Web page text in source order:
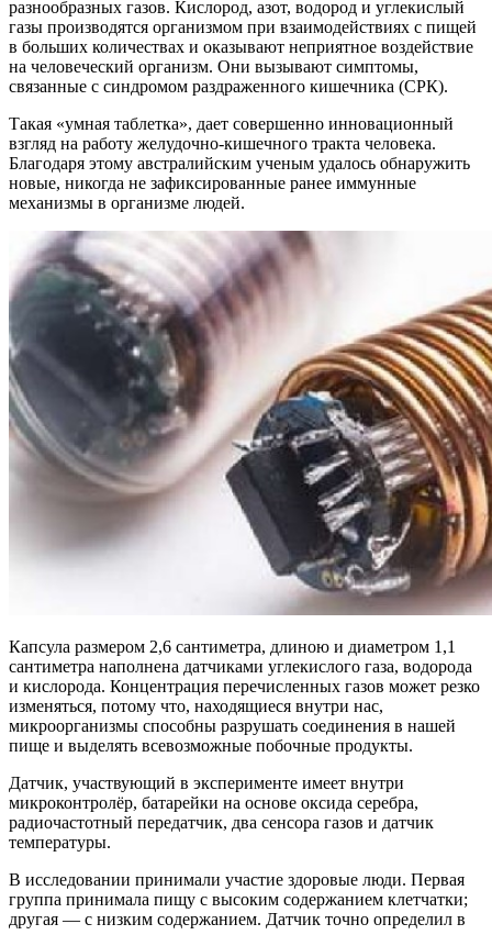
разнообразных газов. Кислород, азот, водород и углекислый
газы производятся организмом при взаимодействиях с пищей
в больших количествах и оказывают неприятное воздействие
на человеческий организм. Они вызывают симптомы,
связанные с синдромом раздраженного кишечника (СРК).
Такая «умная таблетка», дает совершенно инновационный
взгляд на работу желудочно-кишечного тракта человека.
Благодаря этому австралийским ученым удалось обнаружить
новые, никогда не зафиксированные ранее иммунные
механизмы в организме людей.
Капсула размером 2,6 сантиметра, длиною и диаметром 1,1
сантиметра наполнена датчиками углекислого газа, водорода
и кислорода. Концентрация перечисленных газов может резко
изменяться, потому что, находящиеся внутри нас,
микроорганизмы способны разрушать соединения в нашей
пище и выделять всевозможные побочные продукты.
Датчик, участвующий в эксперименте имеет внутри
микроконтролёр, батарейки на основе оксида серебра,
радиочастотный передатчик, два сенсора газов и датчик
температуры.
В исследовании принимали участие здоровые люди. Первая
группа принимала пищу с высоким содержанием клетчатки;
другая — с низким содержанием. Датчик точно определил в